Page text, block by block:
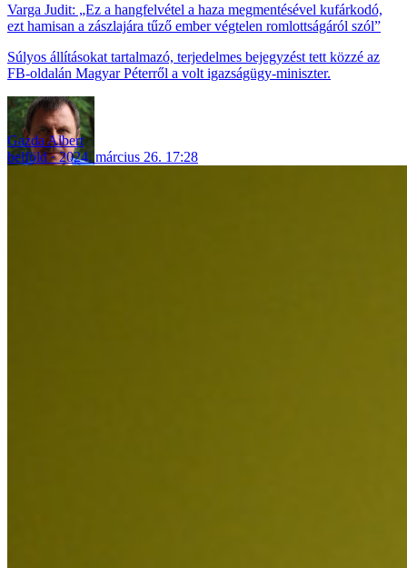
Varga Judit: „Ez a hangfelvétel a haza megmentésével kufárkodó,
ezt hamisan a zászlajára tűző ember végtelen romlottságáról szól”
Súlyos állításokat tartalmazó, terjedelmes bejegyzést tett közzé az
FB-oldalán Magyar Péterről a volt igazságügy-miniszter.
Gazda Albert
belföld
2024. március 26. 17:28